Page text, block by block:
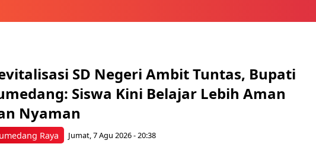
Raya
SD Negeri Ambit Tuntas, Bupati
Siswa Kini Belajar Lebih Aman
Nyaman
Jumat, 7 Agu 2026 - 20:38